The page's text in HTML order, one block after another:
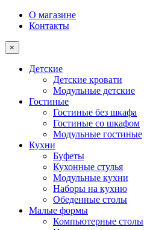
О магазине
Контакты
×
Детские
Детские кровати
Модульные детские
Гостиные
Гостиные без шкафа
Гостиные со шкафом
Модульные гостиные
Кухни
Буфеты
Кухонные стулья
Модульные кухни
Наборы на кухню
Обеденные столы
Малые формы
Компьютерные столы